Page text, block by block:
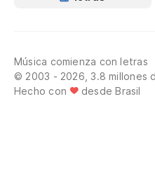
Música comienza con letras
© 2003 - 2026, 3.8 millones
Hecho con
desde Brasil